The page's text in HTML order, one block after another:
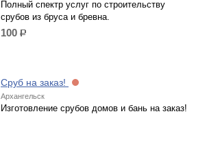
Полный спектр услуг по строительству
срубов из бруса и бревна.
100 р.
Сруб на заказ!
Архангельск
Изготовление срубов домов и бань на заказ!